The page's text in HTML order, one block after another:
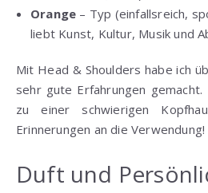
Orange – Typ (einfallsreich,
liebt Kunst, Kultur, Musik und
Mit Head & Shoulders habe ich
sehr gute Erfahrungen
zu einer schwierigen
Erinnerungen an die Verwendung!
Duft und